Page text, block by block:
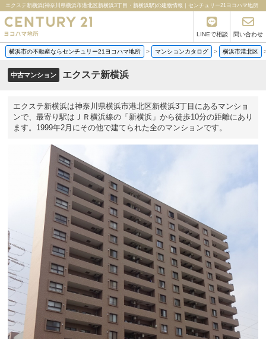
エクステ新横浜(神奈川県横浜市港北区新横浜3丁目・新横浜駅)の建物情報｜センチュリー21ヨコハマ地所
LINEで相談 問い合わせ
横浜市の不動産ならセンチュリー21ヨコハマ地所 > マンションカタログ > 横浜市港北区
中古マンション エクステ新横浜
エクステ新横浜は神奈川県横浜市港北区新横浜3丁目にあるマンショ
ンで、最寄り駅はＪＲ横浜線の「新横浜」から徒歩10分の距離にあり
ます。1999年2月にその他で建てられた全のマンションです。